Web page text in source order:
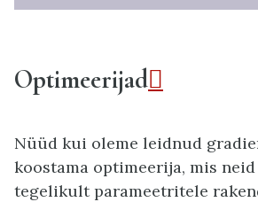
Optimeerijad
Nüüd kui oleme leidnud
koostama optimeerija, mis
tegelikult parameetritele